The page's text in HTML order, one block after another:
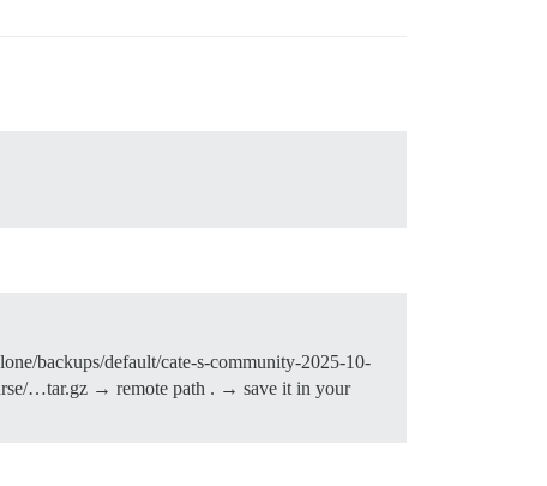
backups/default/cate-s-community-2025-10-
…tar.gz → remote path . → save it in your